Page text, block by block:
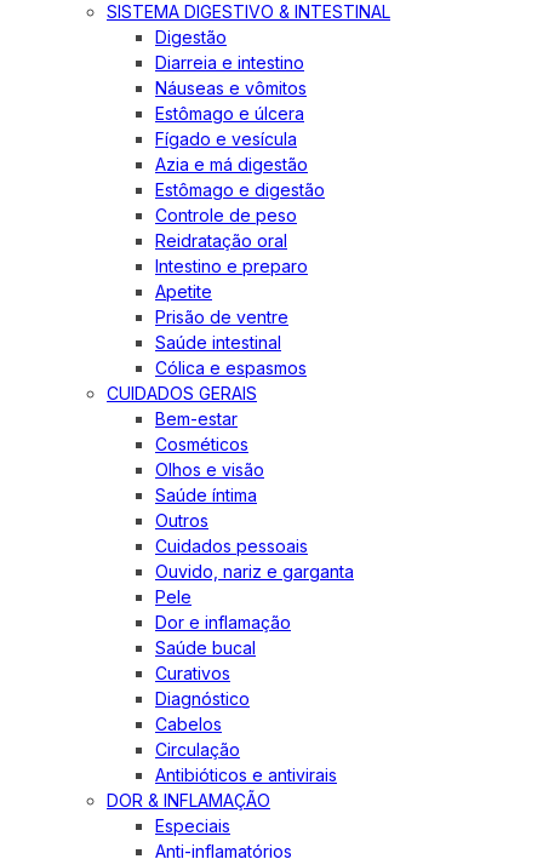
SISTEMA DIGESTIVO & INTESTINAL
Digestão
Diarreia e intestino
Náuseas e vômitos
Estômago e úlcera
Fígado e vesícula
Azia e má digestão
Estômago e digestão
Controle de peso
Reidratação oral
Intestino e preparo
Apetite
Prisão de ventre
Saúde intestinal
Cólica e espasmos
CUIDADOS GERAIS
Bem-estar
Cosméticos
Olhos e visão
Saúde íntima
Outros
Cuidados pessoais
Ouvido, nariz e garganta
Pele
Dor e inflamação
Saúde bucal
Curativos
Diagnóstico
Cabelos
Circulação
Antibióticos e antivirais
DOR & INFLAMAÇÃO
Especiais
Anti-inflamatórios